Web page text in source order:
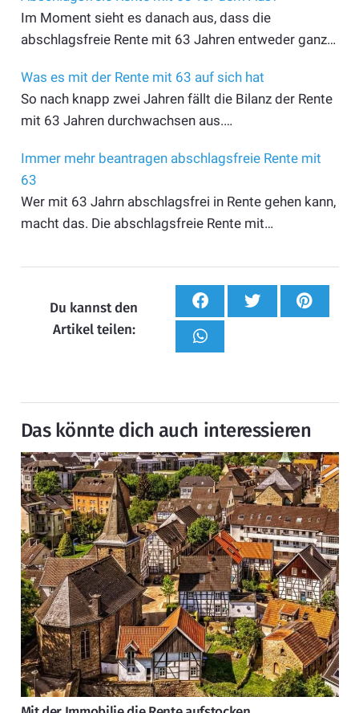
Im Moment sieht es danach aus, dass die
abschlagsfreie Rente mit 63 Jahren entweder ganz…
Was es mit der Rente mit 63 auf sich hat
So nach knapp zwei Jahren fällt die Bilanz der Rente
mit 63 Jahren durchwachsen aus.…
Immer mehr beantragen abschlagsfreie Rente mit
63
Wer mit 63 Jahrn abschlagsfrei in Rente gehen kann,
macht das. Die abschlagsfreie Rente mit…
Du kannst den
Artikel teilen:
Das könnte dich auch interessieren